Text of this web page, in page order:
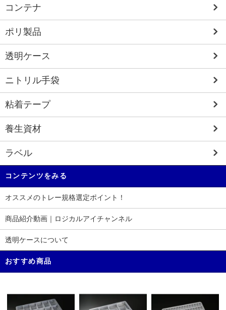
コンテナ
ポリ製品
透明ケース
ニトリル手袋
粘着テープ
養生資材
ラベル
コンテンツをみる
オススメのトレー規格選定ポイント！
商品紹介動画｜ロジカルアイチャンネル
透明ケースについて
おすすめ商品